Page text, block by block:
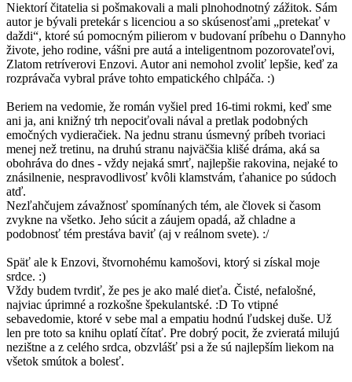
Niektorí čitatelia si pošmakovali a mali plnohodnotný zážitok. Sám
autor je bývali pretekár s licenciou a so skúsenosťami „pretekať v
daždi“, ktoré sú pomocným pilierom v budovaní príbehu o Dannyho
živote, jeho rodine, vášni pre autá a inteligentnom pozorovateľovi,
Zlatom retríverovi Enzovi. Autor ani nemohol zvoliť lepšie, keď za
rozprávača vybral práve tohto empatického chlpáča. :)
Beriem na vedomie, že román vyšiel pred 16-timi rokmi, keď sme
ani ja, ani knižný trh nepociťovali nával a pretlak podobných
emočných vydieračiek. Na jednu stranu úsmevný príbeh tvoriaci
menej než tretinu, na druhú stranu najväčšia klišé dráma, aká sa
obohráva do dnes - vždy nejaká smrť, najlepšie rakovina, nejaké to
znásilnenie, nespravodlivosť kvôli klamstvám, ťahanice po súdoch
atď.
Nezľahčujem závažnosť spomínaných tém, ale človek si časom
zvykne na všetko. Jeho súcit a záujem opadá, až chladne a
podobnosť tém prestáva baviť (aj v reálnom svete). :/
Späť ale k Enzovi, štvornohému kamošovi, ktorý si získal moje
srdce. :)
Vždy budem tvrdiť, že pes je ako malé dieťa. Čisté, nefalošné,
najviac úprimné a rozkošne špekulantské. :D To vtipné
sebavedomie, ktoré v sebe mal a empatiu hodnú ľudskej duše. Už
len pre toto sa knihu oplatí čítať. Pre dobrý pocit, že zvieratá milujú
nezištne a z celého srdca, obzvlášť psi a že sú najlepším liekom na
všetok smútok a bolesť.